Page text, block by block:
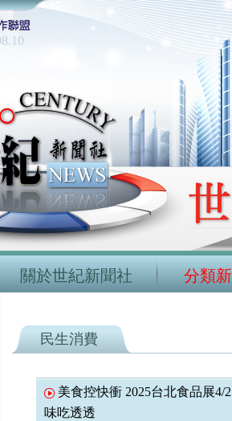
關於世紀新聞社 分類
民生消費
美食控快衝 2025台北食品展
味吃透透